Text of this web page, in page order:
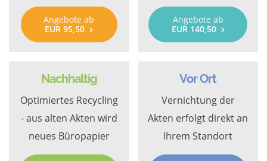
Angebote ab
EUR 95,50
Angebote ab
EUR 140,50
Nachhaltig
Optimiertes Recycling
- aus alten Akten wird
neues Büropapier
Vor Ort
Vernichtung der
Akten erfolgt direkt an
Ihrem Standort